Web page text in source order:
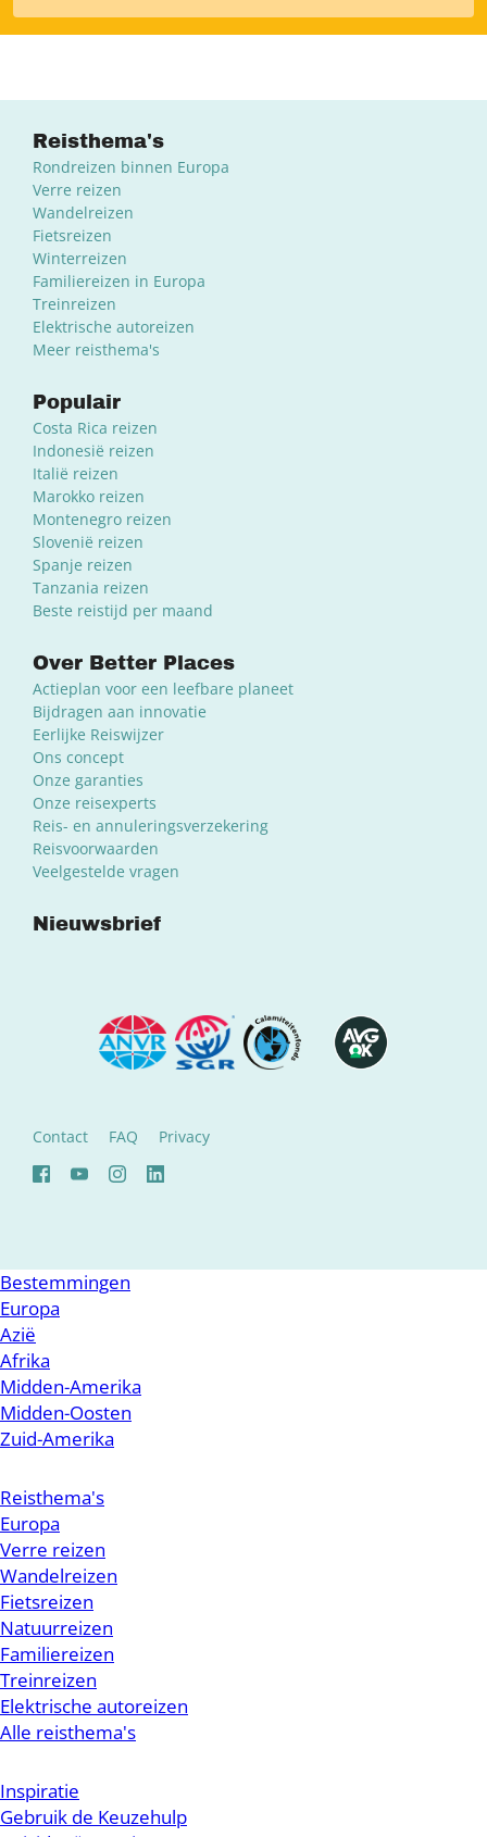
Reisthema's
Rondreizen binnen Europa
Verre reizen
Wandelreizen
Fietsreizen
Winterreizen
Familiereizen in Europa
Treinreizen
Elektrische autoreizen
Meer reisthema's
Populair
Costa Rica reizen
Indonesië reizen
Italië reizen
Marokko reizen
Montenegro reizen
Slovenië reizen
Spanje reizen
Tanzania reizen
Beste reistijd per maand
Over Better Places
Actieplan voor een leefbare planeet
Bijdragen aan innovatie
Eerlijke Reiswijzer
Ons concept
Onze garanties
Onze reisexperts
Reis- en annuleringsverzekering
Reisvoorwaarden
Veelgestelde vragen
Nieuwsbrief
Contact FAQ Privacy
Bestemmingen
Europa
Azië
Afrika
Midden-Amerika
Midden-Oosten
Zuid-Amerika
Reisthema's
Europa
Verre reizen
Wandelreizen
Fietsreizen
Natuurreizen
Familiereizen
Treinreizen
Elektrische autoreizen
Alle reisthema's
Inspiratie
Gebruik de Keuzehulp